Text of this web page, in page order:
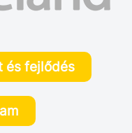
és fejlődés